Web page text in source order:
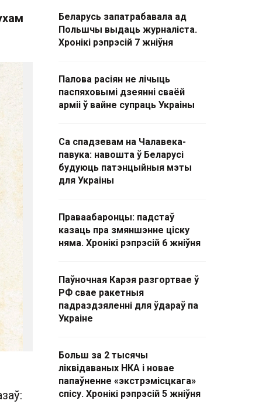
Беларусь запатрабавала ад
Польшчы выдаць журналіста.
Хронікі рэпрэсій 7 жніўня
Палова расіян не лічыць
паспяховымі дзеянні сваёй
арміі ў вайне супраць Украіны
Са спадзевам на Чалавека-
павука: навошта ў Беларусі
будуюць патэнцыйныя мэты
для Украіны
Праваабаронцы: падстаў
казаць пра змяншэнне ціску
няма. Хронікі рэпрэсій 6 жніўня
Паўночная Карэя разгортвае ў
РФ свае ракетныя
падраздзяленні для ўдараў па
Украіне
Больш за 2 тысячы
ліквідаваных НКА і новае
папаўненне «экстрэмісцкага»
спісу. Хронікі рэпрэсій 5 жніўня